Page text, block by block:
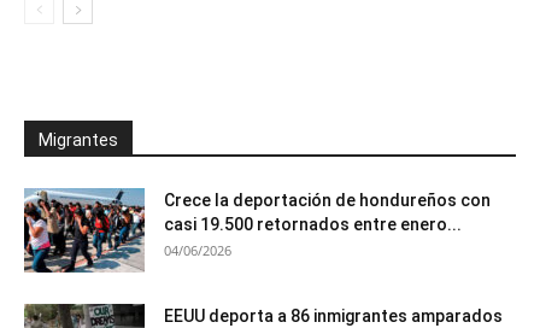
Migrantes
Crece la deportación de hondureños con
casi 19.500 retornados entre enero...
04/06/2026
EEUU deporta a 86 inmigrantes amparados